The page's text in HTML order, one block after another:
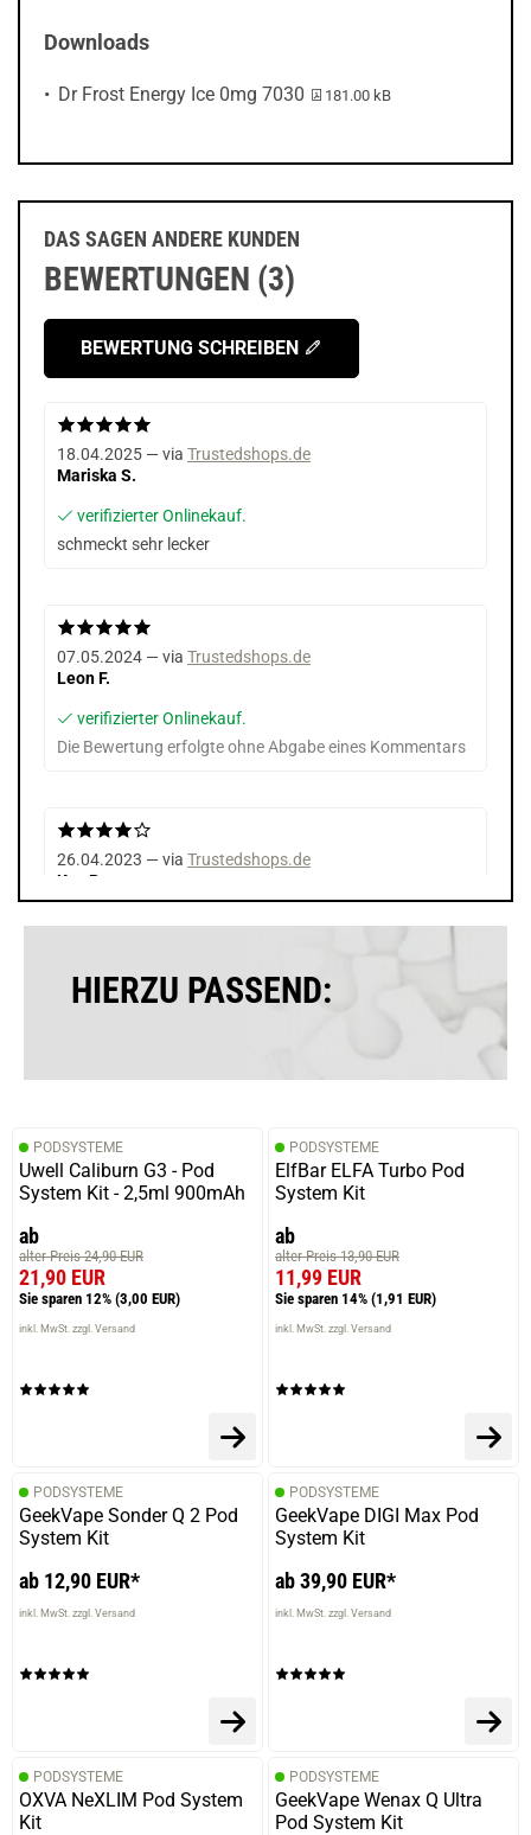
Downloads
Dr Frost Energy Ice 0mg 7030 PDF-Datei:
181.00 kB
DAS SAGEN ANDERE KUNDEN
BEWERTUNGEN (3)
BEWERTUNG SCHREIBEN
18.04.2025 — via Trustedshops.de
Mariska S.
verifizierter Onlinekauf.
schmeckt sehr lecker
07.05.2024 — via Trustedshops.de
Leon F.
verifizierter Onlinekauf.
Die Bewertung erfolgte ohne Abgabe eines Kommentars
26.04.2023 — via Trustedshops.de
Kay R.
HIERZU PASSEND:
PODSYSTEME
Uwell Caliburn G3 - Pod
System Kit - 2,5ml 900mAh
ab
alter Preis 24,90 EUR
21,90 EUR
Sie sparen 12% (3,00 EUR)
inkl. MwSt. zzgl. Versand
PODSYSTEME
ElfBar ELFA Turbo Pod
System Kit
ab
alter Preis 13,90 EUR
11,99 EUR
Sie sparen 14% (1,91 EUR)
inkl. MwSt. zzgl. Versand
PODSYSTEME
GeekVape Sonder Q 2 Pod
System Kit
ab 12,90 EUR*
inkl. MwSt. zzgl. Versand
PODSYSTEME
GeekVape DIGI Max Pod
System Kit
ab 39,90 EUR*
inkl. MwSt. zzgl. Versand
PODSYSTEME
OXVA NeXLIM Pod System
Kit
PODSYSTEME
GeekVape Wenax Q Ultra
Pod System Kit